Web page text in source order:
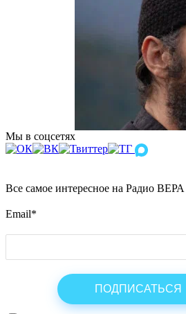
Мы в соцсетях
Все самое интересное на Радио
Email*